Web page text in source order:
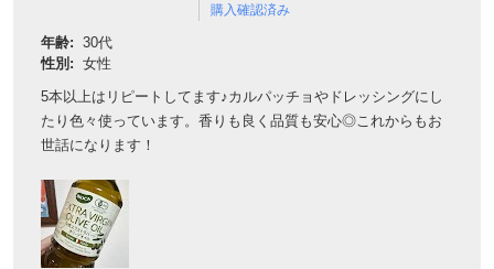
購入確認済み
年齢: 30代
性別: 女性
5本以上はリピートしてます♪カルパッチョやドレッシングにし
たり色々使っています。香りも良く品質も安心◎これからもお
世話になります！